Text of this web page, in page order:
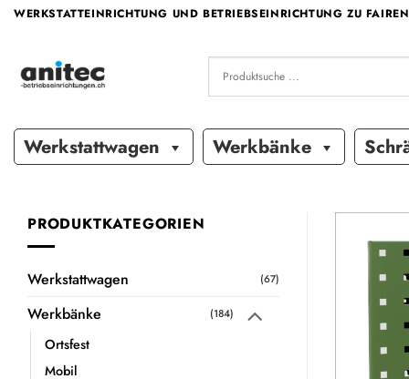
ZumWERKSTATTEINRICHTUNG UND BETRIEBSEINRICHTUNG ZU
Werkstattwagen Werkbänke
PRODUKTKATEGORIEN
Werkstattwagen (67)
Werkbänke (184)
Ortsfest
Mobil